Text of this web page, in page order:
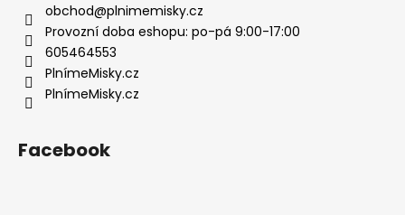
obchod@plnimemisky.cz
Provozní doba eshopu: po-pá 9:00-17:00
605464553
PlnímeMisky.cz
PlnímeMisky.cz
Facebook